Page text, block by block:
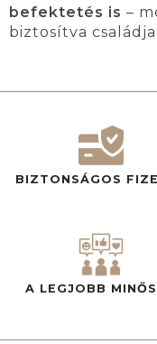
befektetés is –
biztosítva
BIZTONSÁGOS
A LEGJOBB